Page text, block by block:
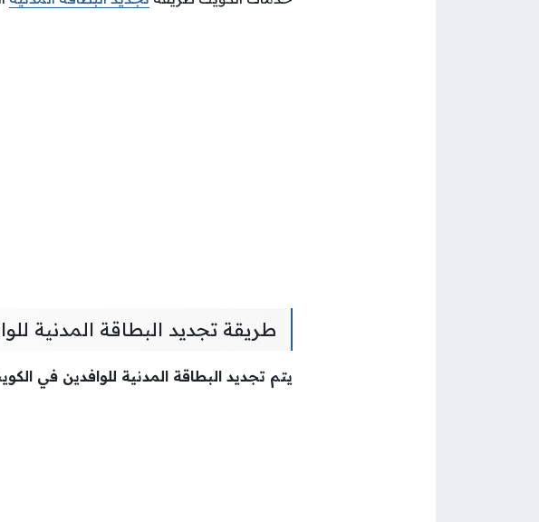
طريقة تجديد البطاقة المدنية
يتم تجديد البطاقة المدنية للوافدين في